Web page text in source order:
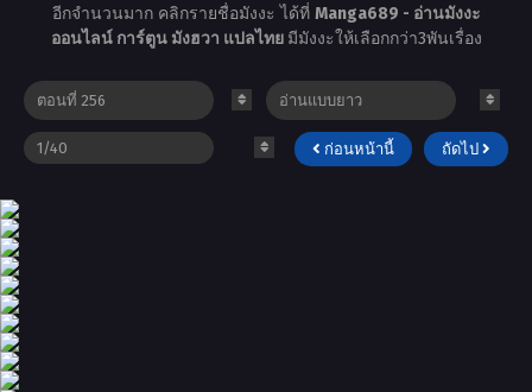
อีกจำนวนมาก คลิกรายชื่อมังงะ ได้ที่ Manga689 - อ่านมังงะ
ออนไลน์ การ์ตูน มังฮวา แปลไทย มีมังงะให้เลือกกว่า3พันเรื่อง
ก่อนหน้านี้ ถัดไป